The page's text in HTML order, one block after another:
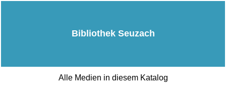
Bibliothek Seuzach
Alle Medien in diesem Katalog